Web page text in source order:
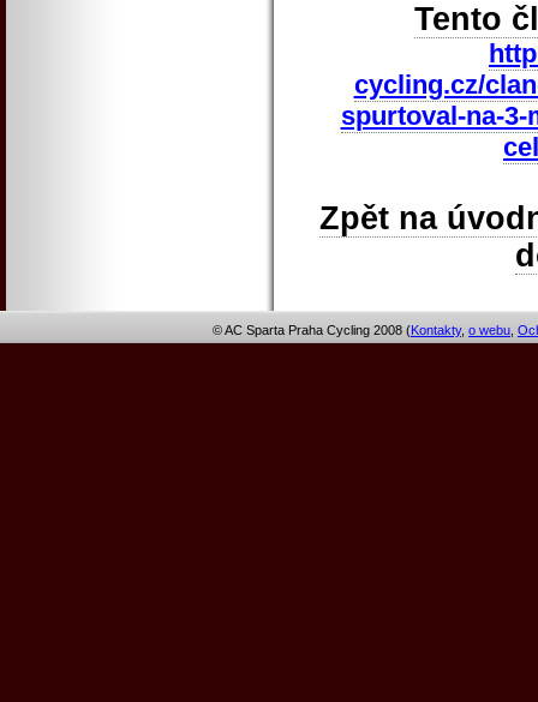
Tento
cycling.cz/
spurtoval-na-3-
Zpět na
© AC Sparta Praha Cycling 2008 (Kontakty, o webu